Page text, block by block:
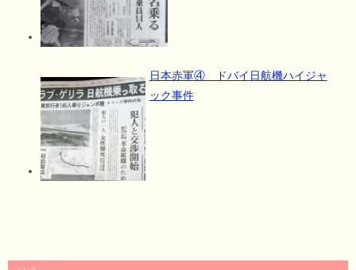
日本赤軍④ ドバイ日航機ハイジャ
ック事件